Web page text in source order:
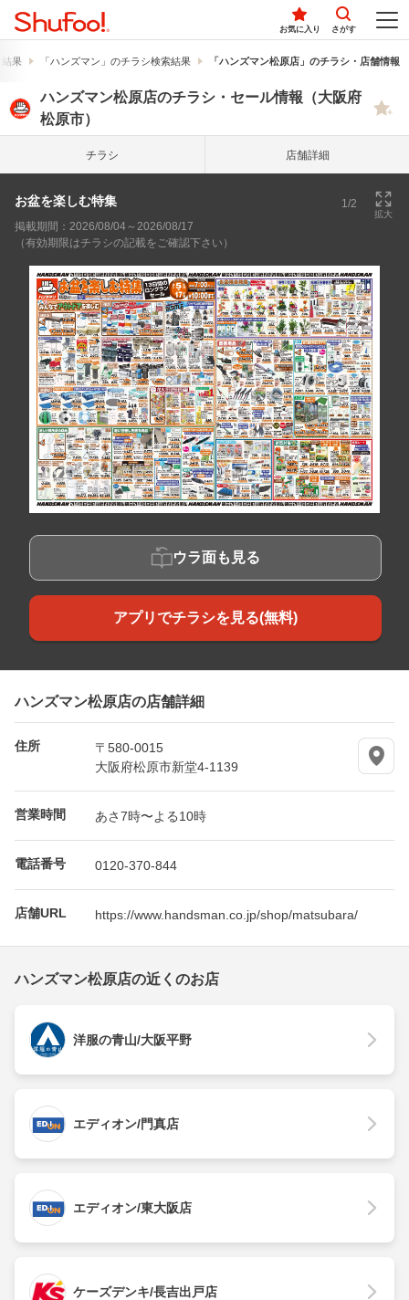
お気に入り さがす
結果 「ハンズマン」のチラシ検索結果 「ハンズマン松原店」のチラシ・店舗情報
ハンズマン松原店のチラシ・セール情報（大阪府
松原市）
チラシ 店舗詳細
お盆を楽しむ特集 1/2
拡大
掲載期間：2026/08/04～2026/08/17
（有効期限はチラシの記載をご確認下さい）
ウラ面も見る
アプリでチラシを見る(無料)
ハンズマン松原店の店舗詳細
住所
〒580-0015
大阪府松原市新堂4-1139
営業時間 あさ7時〜よる10時
電話番号 0120-370-844
店舗URL https://www.handsman.co.jp/shop/matsubara/
ハンズマン松原店の近くのお店
洋服の青山/大阪平野
エディオン/門真店
エディオン/東大阪店
ケーズデンキ/長吉出戸店